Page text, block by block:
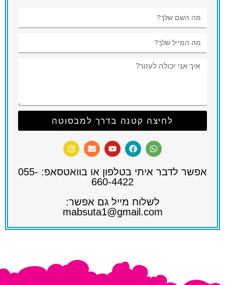
לחיצה קטנה בדרך למבסוטה
אפשר לדבר איתי בטלפון או בוואטסאפ: 055-
660-4422​
לשלוח מייל גם אפשר:
mabsuta1@gmail.com